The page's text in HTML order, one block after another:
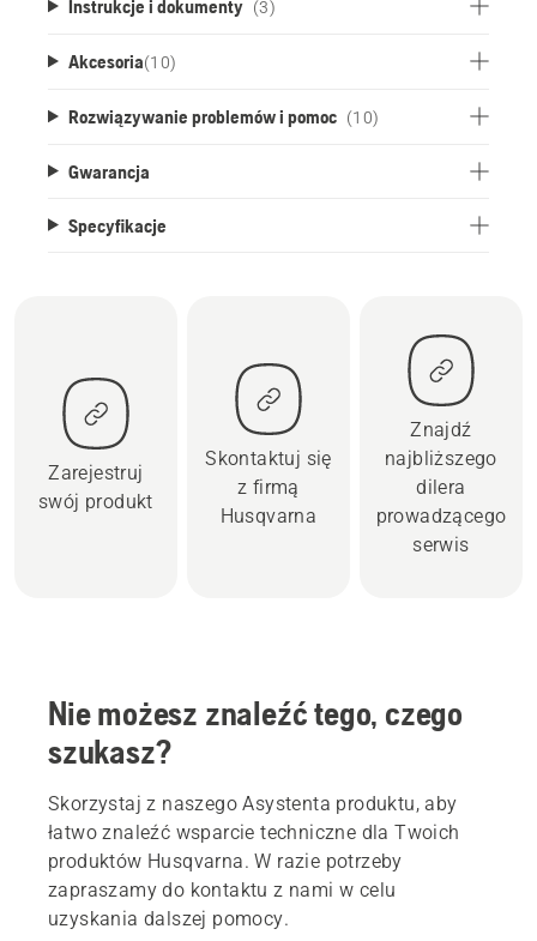
Instrukcje i dokumenty (3)
Akcesoria(10)
Rozwiązywanie problemów i pomoc (10)
Gwarancja
Specyfikacje
Zarejestruj
swój produkt
Skontaktuj się
z firmą
Husqvarna
Znajdź
najbliższego
dilera
prowadzącego
serwis
Nie możesz znaleźć tego, czego
szukasz?
Skorzystaj z naszego Asystenta produktu, aby
łatwo znaleźć wsparcie techniczne dla Twoich
produktów Husqvarna. W razie potrzeby
zapraszamy do kontaktu z nami w celu
uzyskania dalszej pomocy.